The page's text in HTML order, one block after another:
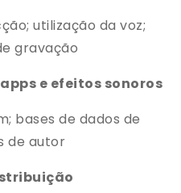
utilização da voz;
gravação
e efeitos sonoros
bases de dados de
de autor